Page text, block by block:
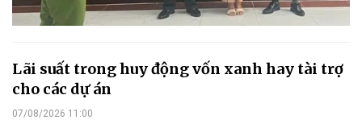
Lãi suất trong huy động vốn xanh hay tài trợ
cho các dự án
07/08/2026 11:00